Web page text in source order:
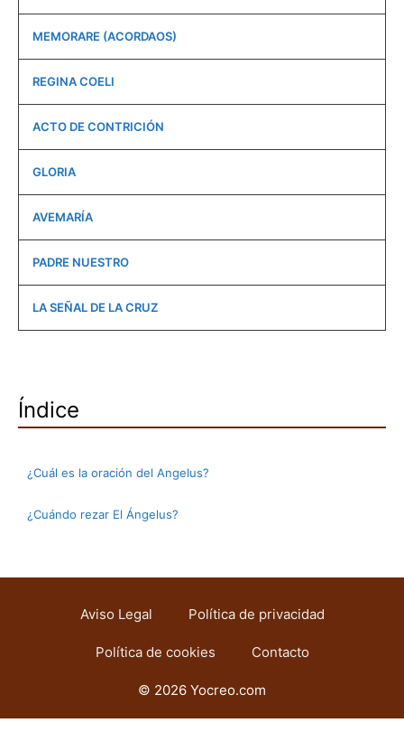
MEMORARE (ACORDAOS)
REGINA COELI
ACTO DE CONTRICIÓN
GLORIA
AVEMARÍA
PADRE NUESTRO
LA SEÑAL DE LA CRUZ
Índice
¿Cuál es la oración del Angelus?
¿Cuándo rezar El Ángelus?
Aviso Legal Política de privacidad
Política de cookies Contacto
© 2026 Yocreo.com